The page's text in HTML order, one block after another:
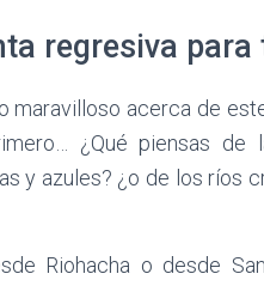
regresiva
maravilloso acerca de
¿Qué piensas
y azules? ¿o de los ríos
Riohacha o desde